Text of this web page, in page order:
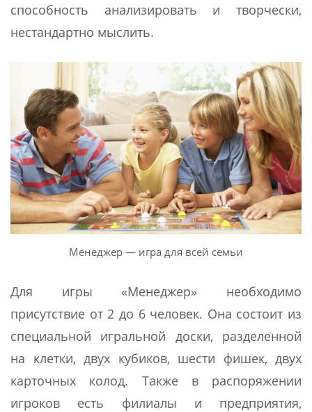
способность анализировать и творчески,
нестандартно мыслить.
Менеджер — игра для всей семьи
Для игры «Менеджер» необходимо
присутствие от 2 до 6 человек. Она состоит из
специальной игральной доски, разделенной
на клетки, двух кубиков, шести фишек, двух
карточных колод. Также в распоряжении
игроков есть филиалы и предприятия,